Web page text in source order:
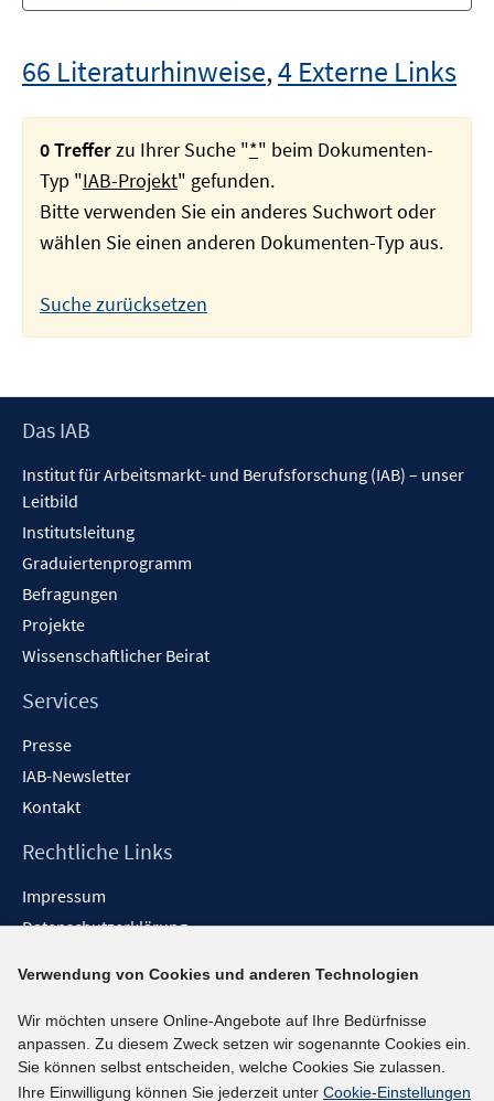
66 Literaturhinweise,4 Externe Links
0 Trefferzu Ihrer Suche "*" beim Dokumenten-
Typ "IAB-Projekt" gefunden.
Bitte verwenden Sie ein anderes Suchwort oder
wählen Sie einen anderen Dokumenten-Typ aus.
Suche zurücksetzen
Footer
Das IAB
Institut für Arbeitsmarkt- und Berufsforschung (IAB) – unser
Leitbild
Institutsleitung
Graduiertenprogramm
Befragungen
Projekte
Wissenschaftlicher Beirat
Services
Presse
IAB-Newsletter
Kontakt
Rechtliche Links
Impressum
Datenschutzerklärung
Barrieren melden
Social-Media-Kanäle
BlueSky
Verwendung von Cookies und anderen Technologien
Wir möchten unsere Online-Angebote auf Ihre Bedürfnisse
anpassen. Zu diesem Zweck setzen wir sogenannte Cookies ein.
Sie können selbst entscheiden, welche Cookies Sie zulassen.
Ihre Einwilligung können Sie jederzeit unter Cookie-Einstellungen